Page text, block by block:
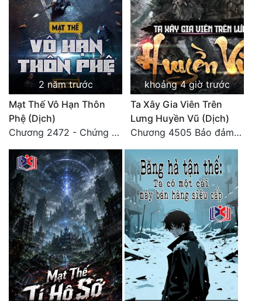
2 năm trước
Mạt Thế Vô Hạn Thôn
Phệ (Dịch)
Chương 2472 - Chứng đạo vĩnh hằng! (Đại kết cục) (4)
khoảng 4 giờ trước
Ta Xây Gia Viên Trên
Lưng Huyền Vũ (Dịch)
Chương 4505 Bảo đảm nhất.